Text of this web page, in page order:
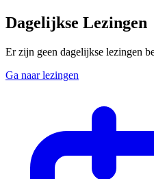
Dagelijkse Lezingen
Er zijn geen dagelijkse lezingen
Ga naar lezingen